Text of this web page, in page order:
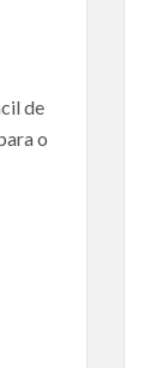
de
o